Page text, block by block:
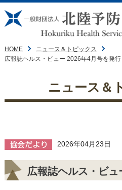
HOME
ニュース＆トピックス
広報誌ヘルス・ビュー 2026年4月号を発行
ニュース＆
2026年04月23日
広報誌ヘルス・ビ